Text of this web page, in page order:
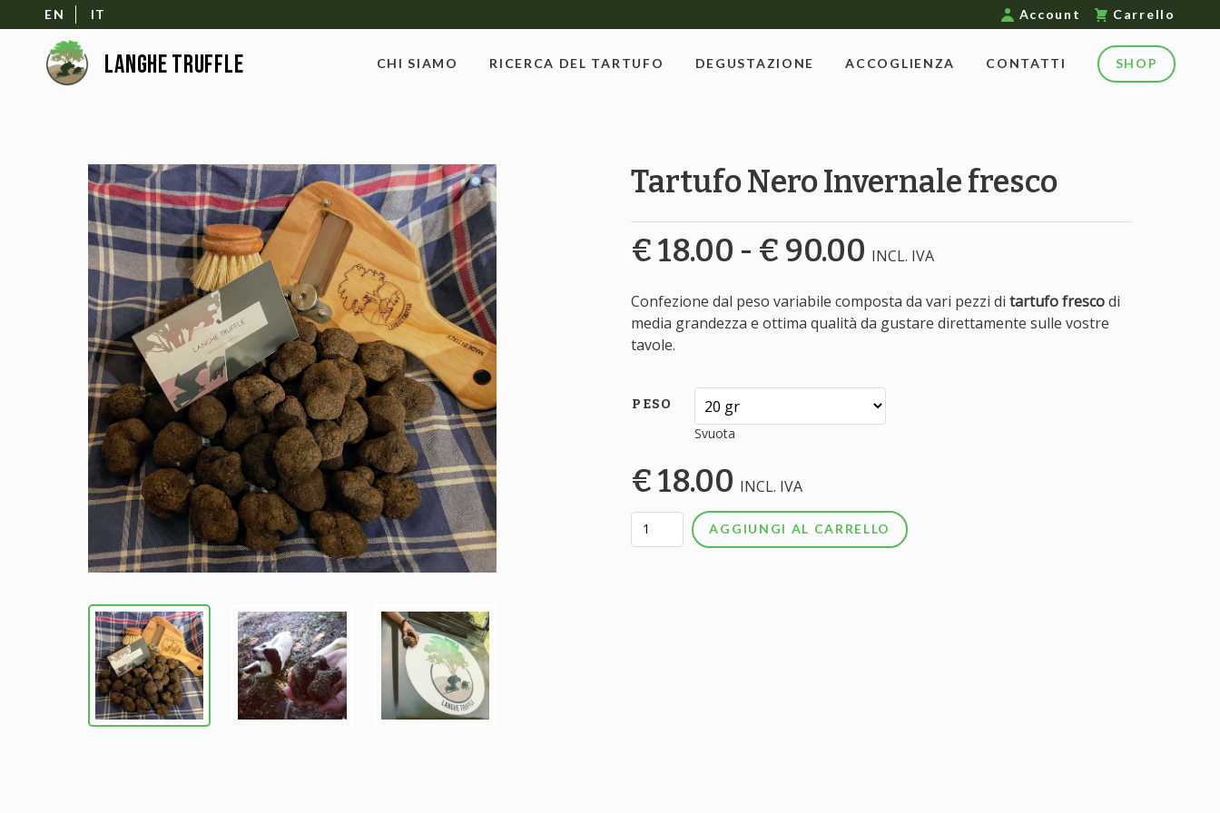
EN IT Account Carrello
CHI SIAMO RICERCA DEL TARTUFO DEGUSTAZIONE ACCOGLIENZA CONTATTI SHOP
Tartufo Nero Invernalefresco
€18.00 - € 90.00 INCL. IVA
Confezione dal peso variabile composta da vari pezzi di tartufo frescodi
media grandezza e ottima qualità da gustare direttamente sulle vostre
tavole.
PESO
Svuota
€18.00 INCL. IVA
AGGIUNGI AL CARRELLO